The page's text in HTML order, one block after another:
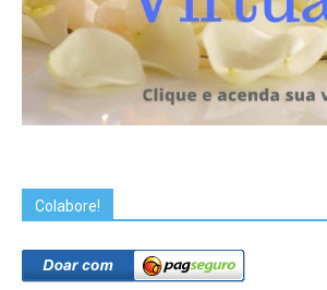
Colabore!